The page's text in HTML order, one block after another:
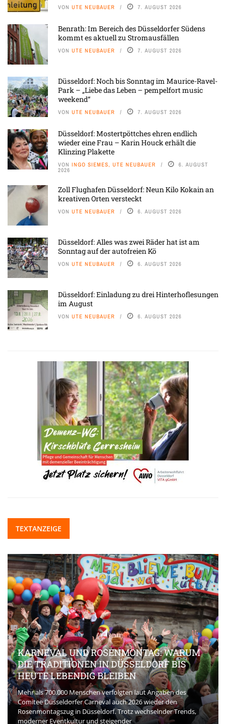
VON UTE NEUBAUER 7. AUGUST 2026
Benrath: Im Bereich des Düsseldorfer Südens
kommt es aktuell zu Stromausfällen
VON UTE NEUBAUER 7. AUGUST 2026
Düsseldorf: Noch bis Sonntag im Maurice-Ravel-
Park – „Liebe das Leben – pempelfort music
weekend“
VON UTE NEUBAUER 7. AUGUST 2026
Düsseldorf: Mostertpöttches ehren endlich
wieder eine Frau – Karin Houck erhält die
Klinzing Plakette
VON INGO SIEMES, UTE NEUBAUER 6. AUGUST
2026
Zoll Flughafen Düsseldorf: Neun Kilo Kokain an
kreativen Orten versteckt
VON UTE NEUBAUER 6. AUGUST 2026
Düsseldorf: Alles was zwei Räder hat ist am
Sonntag auf der autofreien Kö
VON UTE NEUBAUER 6. AUGUST 2026
Düsseldorf: Einladung zu drei Hinterhoflesungen
im August
VON UTE NEUBAUER 6. AUGUST 2026
TEXTANZEIGE
KARNEVAL UND ROSENMONTAG: WARUM
DIE TRADITIONEN IN DÜSSELDORF BIS
HEUTE LEBENDIG BLEIBEN
Mehr als 700.000 Menschen verfolgten laut Angaben des
Comitee Düsseldorfer Carneval auch 2026 wieder den
Rosenmontagszug in Düsseldorf. Trotz wechselnder Trends,
moderner Eventkultur und steigender